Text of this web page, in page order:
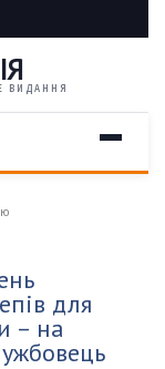
ВИДАННЯ
для
– на